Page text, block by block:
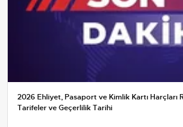
2026 Ehliyet, Pasaport ve Kimlik Kartı Harçları
Tarifeler ve Geçerlilik Tarihi